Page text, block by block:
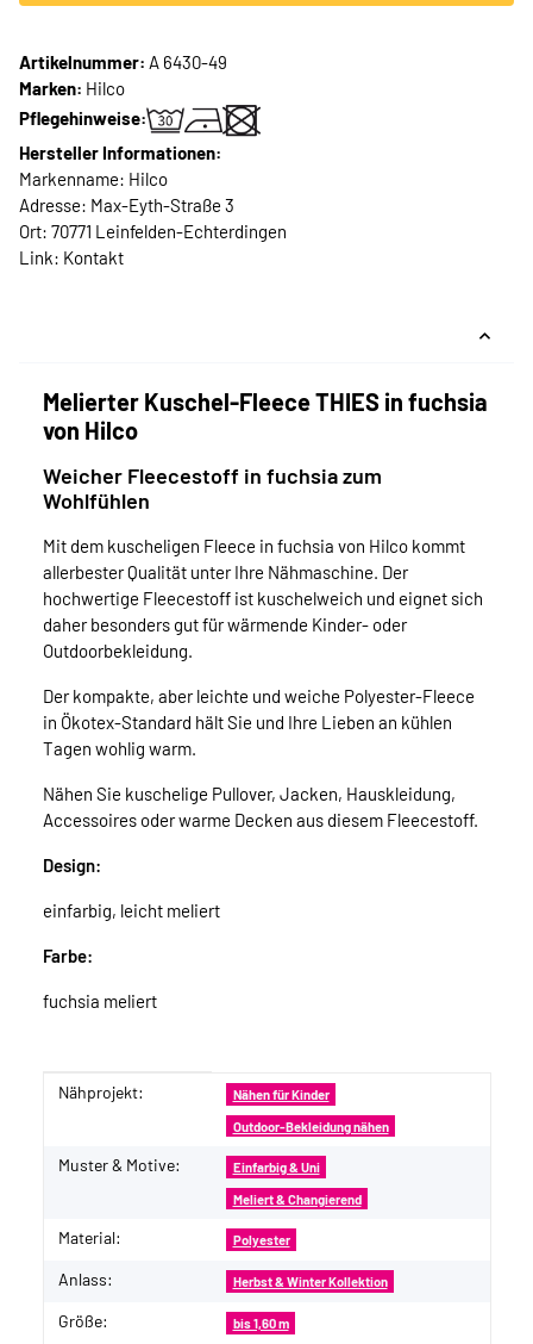
Artikelnummer: A 6430-49
Marken: Hilco
Pflegehinweise:
Hersteller Informationen:
Markenname: Hilco
Adresse: Max-Eyth-Straße 3
Ort: 70771 Leinfelden-Echterdingen
Link: Kontakt
Melierter Kuschel-Fleece THIES in fuchsia
von Hilco
Weicher Fleecestoff in fuchsia zum
Wohlfühlen
Mit dem kuscheligen Fleece in fuchsia von Hilco kommt
allerbester Qualität unter Ihre Nähmaschine. Der
hochwertige Fleecestoff ist kuschelweich und eignet sich
daher besonders gut für wärmende Kinder- oder
Outdoorbekleidung.
Der kompakte, aber leichte und weiche Polyester-Fleece
in Ökotex-Standard hält Sie und Ihre Lieben an kühlen
Tagen wohlig warm.
Nähen Sie kuschelige Pullover, Jacken, Hauskleidung,
Accessoires oder warme Decken aus diesem Fleecestoff.
Design:
einfarbig, leicht meliert
Farbe:
fuchsia meliert
Produkteigenschaft
Wert
Nähprojekt: Nähen für Kinder
Outdoor-Bekleidung nähen
Muster & Motive: Einfarbig & Uni
Meliert & Changierend
Material: Polyester
Anlass: Herbst & Winter Kollektion
Größe: bis 1,60 m